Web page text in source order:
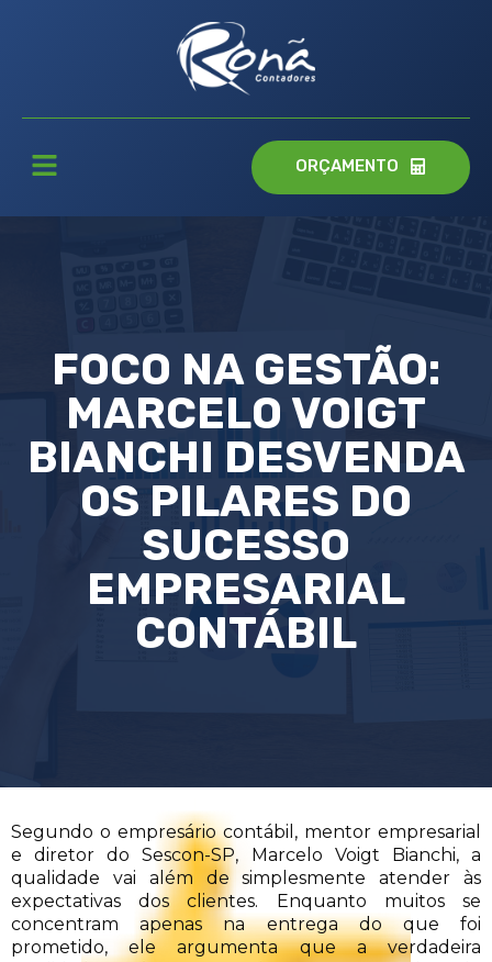
ORÇAMENTO
FOCO NA GESTÃO:
MARCELO VOIGT
BIANCHI DESVENDA
OS PILARES DO
SUCESSO
EMPRESARIAL
CONTÁBIL
Segundo o empresário contábil, mentor empresarial
e diretor do Sescon-SP, Marcelo Voigt Bianchi, a
qualidade vai além de simplesmente atender às
expectativas dos clientes. Enquanto muitos se
concentram apenas na entrega do que foi
prometido, ele argumenta que a verdadeira